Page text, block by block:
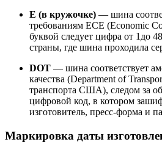
E (в кружочке) — шина
требованиям ECE (Economic
буквой следует цифра от 1до
страны, где шина проходила
DOT — шина соответствует
качества (Department of
транспорта США), следом за
цифровой код, в котором
изготовитель, пресс-форма и
Маркировка даты